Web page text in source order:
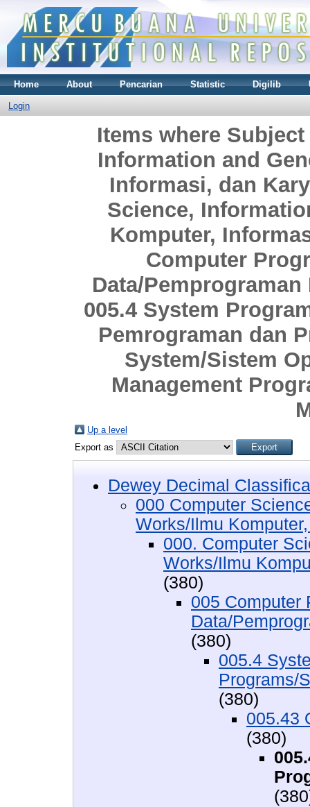
Home About Pencarian Statistic Digilib
Login
Items where
Information and
Informasi, dan
Science,
Komputer,
Computer
Data/
005.4 System
Pemrograman dan
System/Sistem
Management
Up a level
Export as
Dewey Decimal
000 Computer
Works/Ilmu
000. Computer
Works/Ilmu
(380)
005 Computer
Data/
(380)
005.4
Programs/
(380)
005.43
(380)